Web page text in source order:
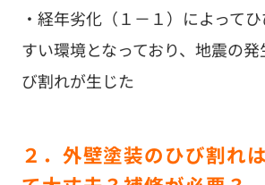
・経年劣化（１－１）によって
すい環境となっており、地震の
び割れが生じた
２．外壁塗装のひび割れ